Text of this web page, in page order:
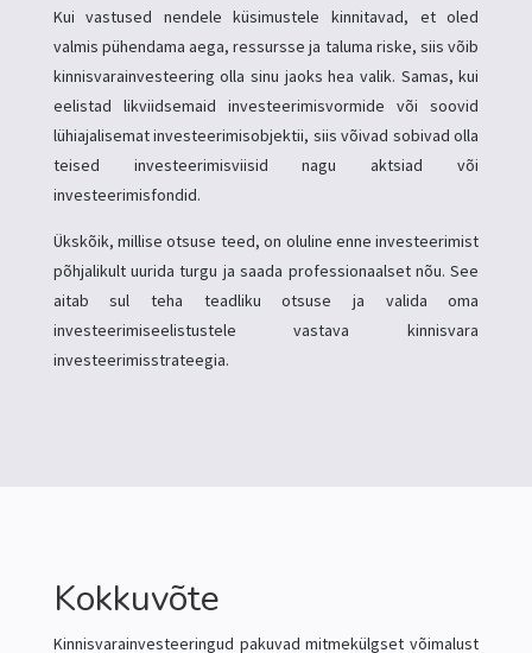
Kui vastused nendele küsimustele kinnitavad, et oled
valmis pühendama aega, ressursse ja taluma riske, siis võib
kinnisvarainvesteering olla sinu jaoks hea valik. Samas, kui
eelistad likviidsemaid investeerimisvormide või soovid
lühiajalisemat investeerimisobjektii, siis võivad sobivad olla
teised investeerimisviisid nagu aktsiad või
investeerimisfondid.
Ükskõik, millise otsuse teed, on oluline enne investeerimist
põhjalikult uurida turgu ja saada professionaalset nõu. See
aitab sul teha teadliku otsuse ja valida oma
investeerimiseelistustele vastava kinnisvara
investeerimisstrateegia.
Kokkuvõte
Kinnisvarainvesteeringud pakuvad mitmekülgset võimalust